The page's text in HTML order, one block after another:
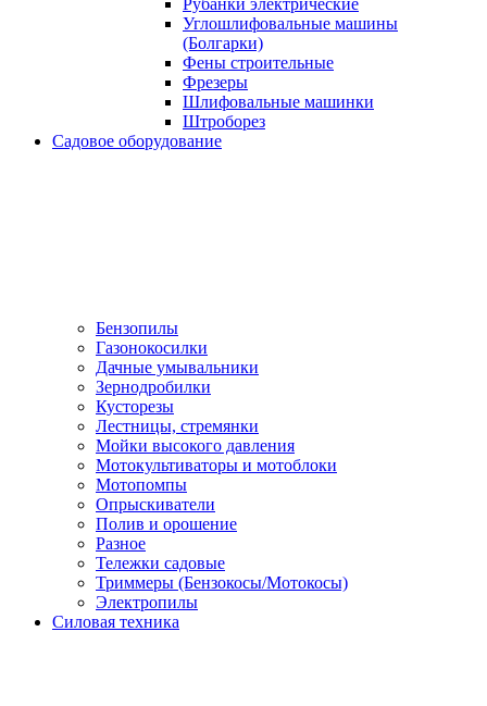
Рубанки электрические
Углошлифовальные машины
(Болгарки)
Фены строительные
Фрезеры
Шлифовальные машинки
Штроборез
Садовое оборудование
Бензопилы
Газонокосилки
Дачные умывальники
Зернодробилки
Кусторезы
Лестницы, стремянки
Мойки высокого давления
Мотокультиваторы и мотоблоки
Мотопомпы
Опрыскиватели
Полив и орошение
Разное
Тележки садовые
Триммеры (Бензокосы/Мотокосы)
Электропилы
Силовая техника